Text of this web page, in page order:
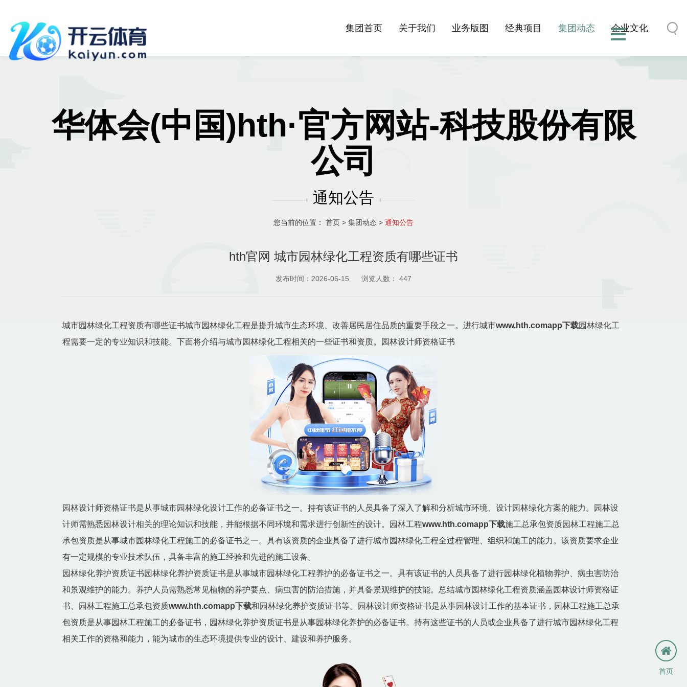
集团首页 关于我们 业务版图 经典项目 集团动态 企业文化
华体会(中国)hth·官方网站-科技股份有限
公司
通知公告
您当前的位置： 首页 > 集团动态 > 通知公告
hth官网 城市园林绿化工程资质有哪些证书
发布时间：2026-06-15 浏览人数： 447
城市园林绿化工程资质有哪些证书城市园林绿化工程是提升城市生态环境、改善居民居住品质的重要手段之一。进行城市www.hth.comapp下载园林绿化工
程需要一定的专业知识和技能。下面将介绍与城市园林绿化工程相关的一些证书和资质。园林设计师资格证书
园林设计师资格证书是从事城市园林绿化设计工作的必备证书之一。持有该证书的人员具备了深入了解和分析城市环境、设计园林绿化方案的能力。园林设
计师需熟悉园林设计相关的理论知识和技能，并能根据不同环境和需求进行创新性的设计。园林工程www.hth.comapp下载施工总承包资质园林工程施工总
承包资质是从事城市园林绿化工程施工的必备证书之一。具有该资质的企业具备了进行城市园林绿化工程全过程管理、组织和施工的能力。该资质要求企业
有一定规模的专业技术队伍，具备丰富的施工经验和先进的施工设备。
园林绿化养护资质证书园林绿化养护资质证书是从事城市园林绿化工程养护的必备证书之一。具有该证书的人员具备了进行园林绿化植物养护、病虫害防治
和景观维护的能力。养护人员需熟悉常见植物的养护要点、病虫害的防治措施，并具备景观维护的技能。总结城市园林绿化工程资质涵盖园林设计师资格证
书、园林工程施工总承包资质www.hth.comapp下载和园林绿化养护资质证书等。园林设计师资格证书是从事园林设计工作的基本证书，园林工程施工总承
包资质是从事园林工程施工的必备证书，园林绿化养护资质证书是从事园林绿化养护的必备证书。持有这些证书的人员或企业具备了进行城市园林绿化工程
相关工作的资格和能力，能为城市的生态环境提供专业的设计、建设和养护服务。
首页